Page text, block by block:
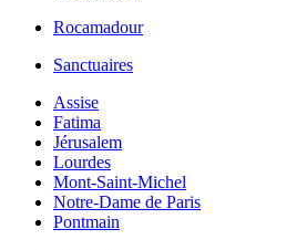
Rocamadour
Sanctuaires
Assise
Fatima
Jérusalem
Lourdes
Mont-Saint-Michel
Notre-Dame de Paris
Pontmain